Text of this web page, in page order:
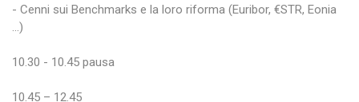
- Cenni sui Benchmarks e la loro riforma (Euribor, €STR, Eonia
…)
10.30 - 10.45 pausa
10.45 – 12.45